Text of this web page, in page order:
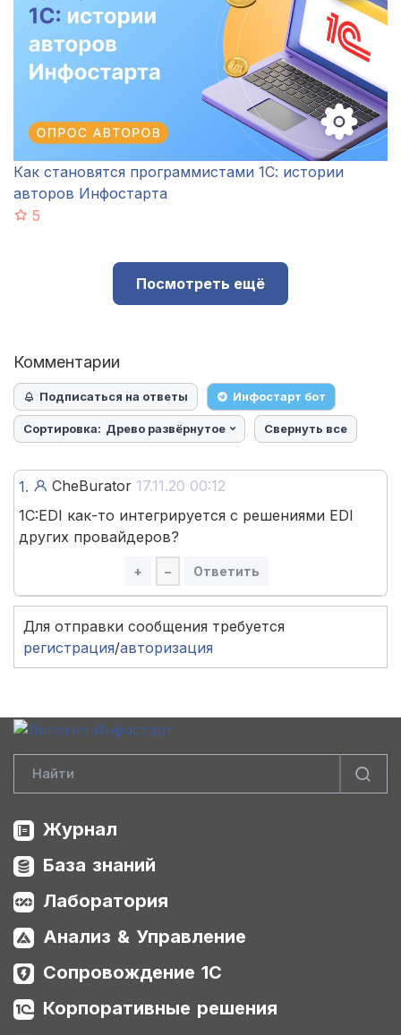
Как становятся программистами 1С: истории
авторов Инфостарта
5
Посмотреть ещё
Комментарии
Подписаться на ответы Инфостарт бот
Сортировка: Древо развёрнутое Свернуть все
1. CheBurator 17.11.20 00:12
1C:EDI как-то интегрируется с решениями EDI
других провайдеров?
+ – Ответить
Для отправки сообщения требуется
регистрация/авторизация
Журнал
База знаний
Лаборатория
Анализ & Управление
Сопровождение 1С
Корпоративные решения